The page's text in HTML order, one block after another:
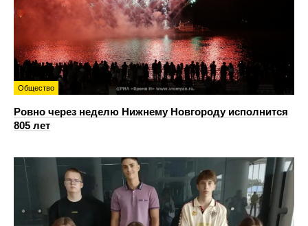
Общество
Ровно через неделю Нижнему Новгороду исполнится
805 лет